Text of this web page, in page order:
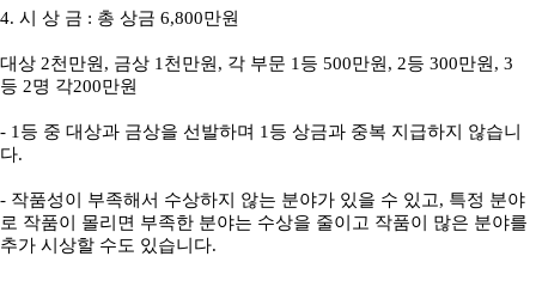
4. 시 상 금 : 총 상금 6,800만원
대상 2천만원, 금상 1천만원, 각 부문 1등 500만원, 2등 300만원, 3
등 2명 각200만원
- 1등 중 대상과 금상을 선발하며 1등 상금과 중복 지급하지 않습니
다.
- 작품성이 부족해서 수상하지 않는 분야가 있을 수 있고, 특정 분야
로 작품이 몰리면 부족한 분야는 수상을 줄이고 작품이 많은 분야를
추가 시상할 수도 있습니다.